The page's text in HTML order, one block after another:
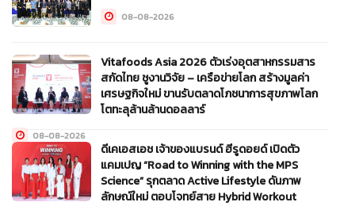
08-08-2026
Vitafoods Asia 2026 ตัวเร่งอุตสาหกรรมสาร
สกัดไทย ชูงานวิจัย – เครือข่ายโลก สร้างมูลค่า
เศรษฐกิจใหม่ ขานรับตลาดโภชนาการสุขภาพโลก
โตทะลุล้านล้านดอลลาร์
08-08-2026
ดีเคเอสเอช เจ้าของแบรนด์ ฮีรูดอยด์ เปิดตัว
แคมเปญ “Road to Winning with the MPS
Science” รุกตลาด Active Lifestyle ดันภาพ
ลักษณ์ใหม่ ตอบโจทย์สาย Hybrid Workout